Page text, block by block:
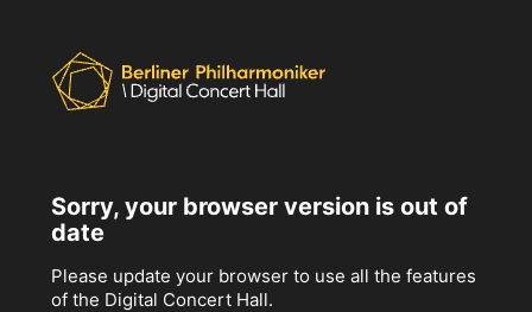
Sorry, your browser version is out of
date
Please update your browser to use all the features
of the Digital Concert Hall.